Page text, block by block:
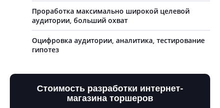
Проработка максимально широкой целевой
аудитории, больший охват
Оцифровка аудитории, аналитика, тестирование
гипотез
Стоимость разработки интернет-
магазина торшеров